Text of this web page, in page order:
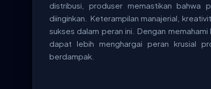
distribusi, produser memastikan bahwa
diinginkan. Keterampilan manajerial,
sukses dalam peran ini. Dengan
dapat lebih menghargai peran krusial
berdampak.